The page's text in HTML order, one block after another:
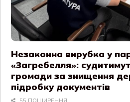
Незаконна вирубка у
«Загребелля»:
громади за знищення
підробку документів